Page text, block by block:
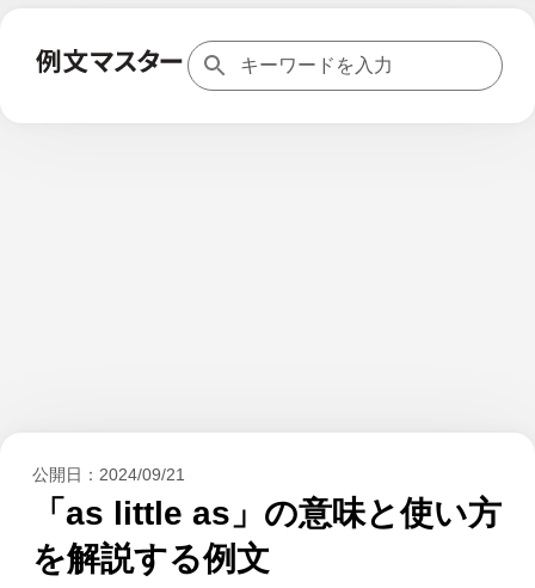
公開日： 2024/09/21
「as little as」の意味と使い方
を解説する例文